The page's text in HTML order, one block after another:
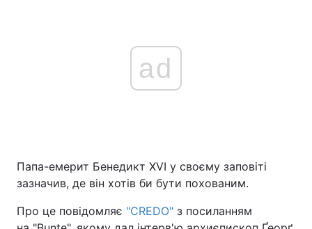
ad
Папа-емерит Бенедикт XVI у своєму заповіті
зазначив, де він хотів би бути похованим.
Про це повідомляє "CREDO" з посиланням